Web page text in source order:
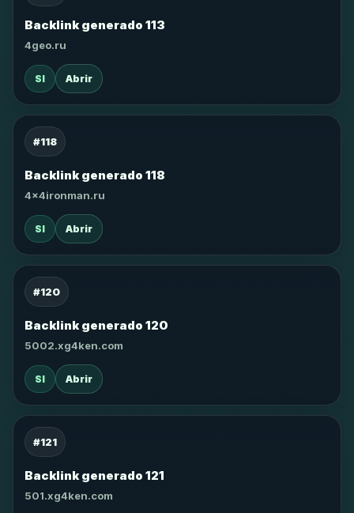
Backlink generado 113
4geo.ru
SI Abrir
#118
Backlink generado 118
4x4ironman.ru
SI Abrir
#120
Backlink generado 120
5002.xg4ken.com
SI Abrir
#121
Backlink generado 121
501.xg4ken.com